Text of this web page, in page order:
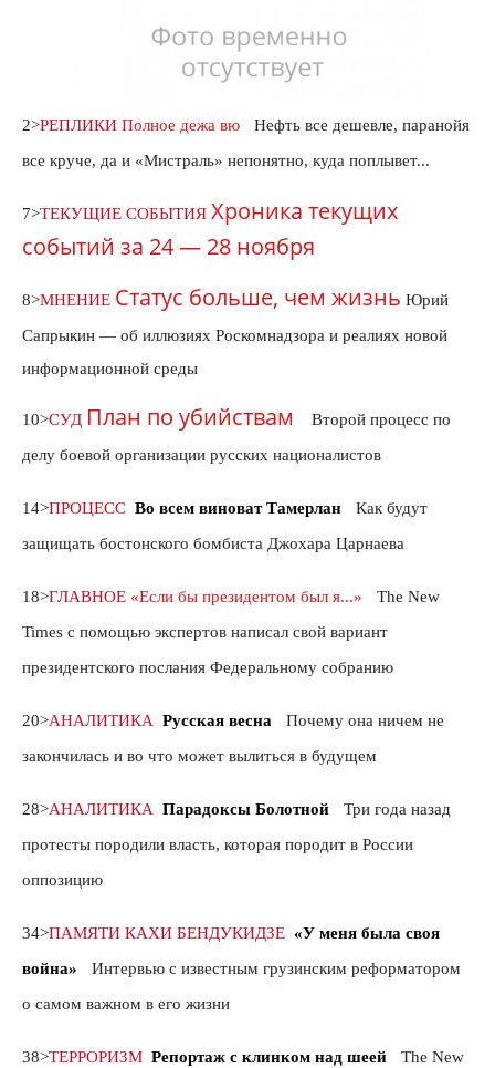
2>РЕПЛИКИ Полное дежа вю Нефть все дешевле, паранойя
все круче, да и «Мистраль» непонятно, куда поплывет...
7>ТЕКУЩИЕ СОБЫТИЯ Хроника текущих
событий за 24 — 28 ноября
8>МНЕНИЕ Статус больше, чем жизнь Юрий
Сапрыкин — об иллюзиях Роскомнадзора и реалиях новой
информационной среды
10>СУД План по убийствам
Второй процесс по
делу боевой организации русских националистов
14>ПРОЦЕСС Во всем виноват Тамерлан Как будут
защищать бостонского бомбиста Джохара Царнаева
18>ГЛАВНОЕ «Если бы президентом был я...» The New
Times с помощью экспертов написал свой вариант
президентского послания Федеральному собранию
20>АНАЛИТИКА Русская весна Почему она ничем не
закончилась и во что может вылиться в будущем
28>АНАЛИТИКА Парадоксы Болотной Три года назад
протесты породили власть, которая породит в России
оппозицию
34>ПАМЯТИ КАХИ БЕНДУКИДЗЕ «У меня была своя
война» Интервью с известным грузинским реформатором
о самом важном в его жизни
38>ТЕРРОРИЗМ Репортаж с клинком над шеей The New